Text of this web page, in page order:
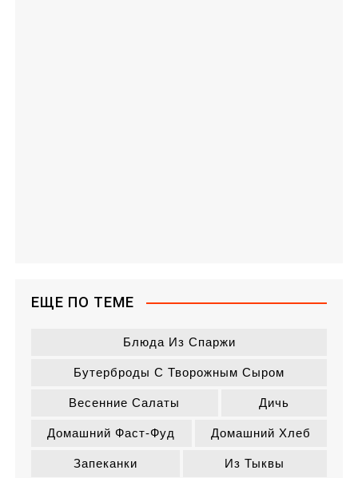
ЕЩЕ ПО ТЕМЕ
Блюда Из Спаржи
Бутерброды С Творожным Сыром
Весенние Салаты Дичь
Домашний Фаст-Фуд Домашний Хлеб
Запеканки Из Тыквы